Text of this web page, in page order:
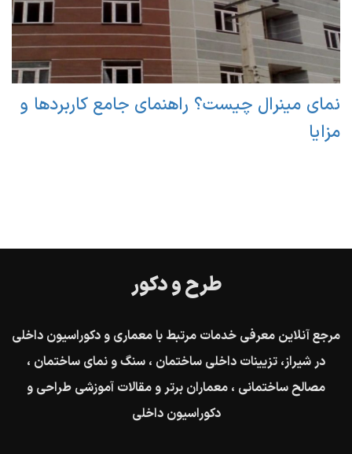
نمای مینرال چیست؟ راهنمای جامع کاربردها و
مزایا
طرح و دکور
مرجع آنلاین معرفی خدمات مرتبط با معماری و دکوراسیون داخلی
در شیراز، تزیینات داخلی ساختمان ، سنگ و نمای ساختمان ،
مصالح ساختمانی ، معماران برتر و مقالات آموزشی طراحی و
دکوراسیون داخلی